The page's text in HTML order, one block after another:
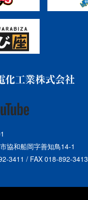
協和船岡字善知鳥14-1
3411 / FAX 018-892-3413